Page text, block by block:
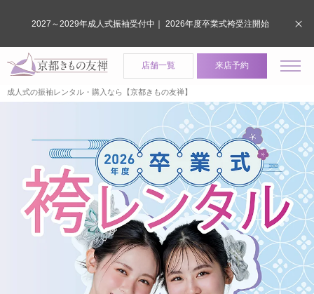
店舗一覧 来店予約
成人式の振袖レンタル・購入なら【京都きもの友禅】
2027～2029年成人式振袖受付中｜ 2026年度卒業式袴受注開始